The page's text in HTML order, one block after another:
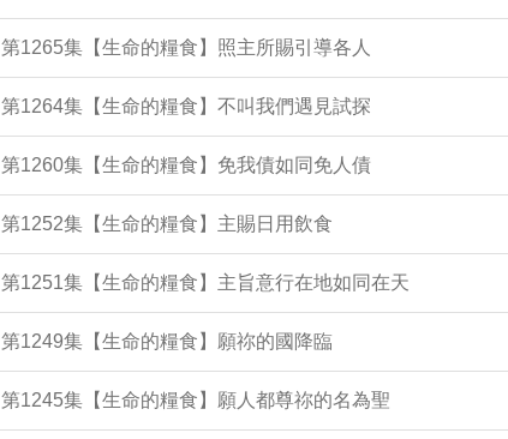
第1265集【生命的糧食】照主所賜引導各人
第1264集【生命的糧食】不叫我們遇見試探
第1260集【生命的糧食】免我債如同免人債
第1252集【生命的糧食】主賜日用飲食
第1251集【生命的糧食】主旨意行在地如同在天
第1249集【生命的糧食】願祢的國降臨
第1245集【生命的糧食】願人都尊祢的名為聖